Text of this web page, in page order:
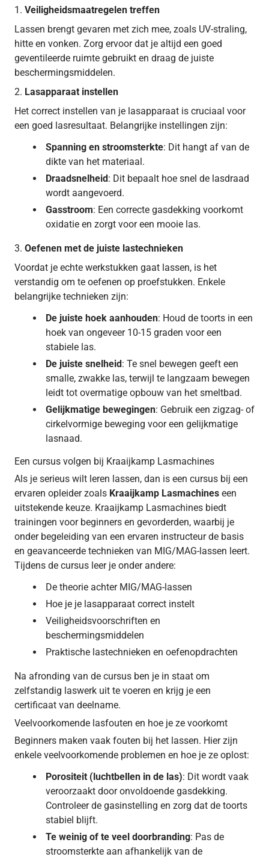
1. Veiligheidsmaatregelen treffen
Lassen brengt gevaren met zich mee, zoals UV-straling,
hitte en vonken. Zorg ervoor dat je altijd een goed
geventileerde ruimte gebruikt en draag de juiste
beschermingsmiddelen.
2. Lasapparaat instellen
Het correct instellen van je lasapparaat is cruciaal voor
een goed lasresultaat. Belangrijke instellingen zijn:
Spanning en stroomsterkte: Dit hangt af van de
dikte van het materiaal.
Draadsnelheid: Dit bepaalt hoe snel de lasdraad
wordt aangevoerd.
Gasstroom: Een correcte gasdekking voorkomt
oxidatie en zorgt voor een mooie las.
3. Oefenen met de juiste lastechnieken
Voordat je echte werkstukken gaat lassen, is het
verstandig om te oefenen op proefstukken. Enkele
belangrijke technieken zijn:
De juiste hoek aanhouden: Houd de toorts in een
hoek van ongeveer 10-15 graden voor een
stabiele las.
De juiste snelheid: Te snel bewegen geeft een
smalle, zwakke las, terwijl te langzaam bewegen
leidt tot overmatige opbouw van het smeltbad.
Gelijkmatige bewegingen: Gebruik een zigzag- of
cirkelvormige beweging voor een gelijkmatige
lasnaad.
Een cursus volgen bij Kraaijkamp Lasmachines
Als je serieus wilt leren lassen, dan is een cursus bij een
ervaren opleider zoals Kraaijkamp Lasmachines een
uitstekende keuze. Kraaijkamp Lasmachines biedt
trainingen voor beginners en gevorderden, waarbij je
onder begeleiding van een ervaren instructeur de basis
en geavanceerde technieken van MIG/MAG-lassen leert.
Tijdens de cursus leer je onder andere:
De theorie achter MIG/MAG-lassen
Hoe je je lasapparaat correct instelt
Veiligheidsvoorschriften en
beschermingsmiddelen
Praktische lastechnieken en oefenopdrachten
Na afronding van de cursus ben je in staat om
zelfstandig laswerk uit te voeren en krijg je een
certificaat van deelname.
Veelvoorkomende lasfouten en hoe je ze voorkomt
Beginners maken vaak fouten bij het lassen. Hier zijn
enkele veelvoorkomende problemen en hoe je ze oplost:
Porositeit (luchtbellen in de las): Dit wordt vaak
veroorzaakt door onvoldoende gasdekking.
Controleer de gasinstelling en zorg dat de toorts
stabiel blijft.
Te weinig of te veel doorbranding: Pas de
stroomsterkte aan afhankelijk van de